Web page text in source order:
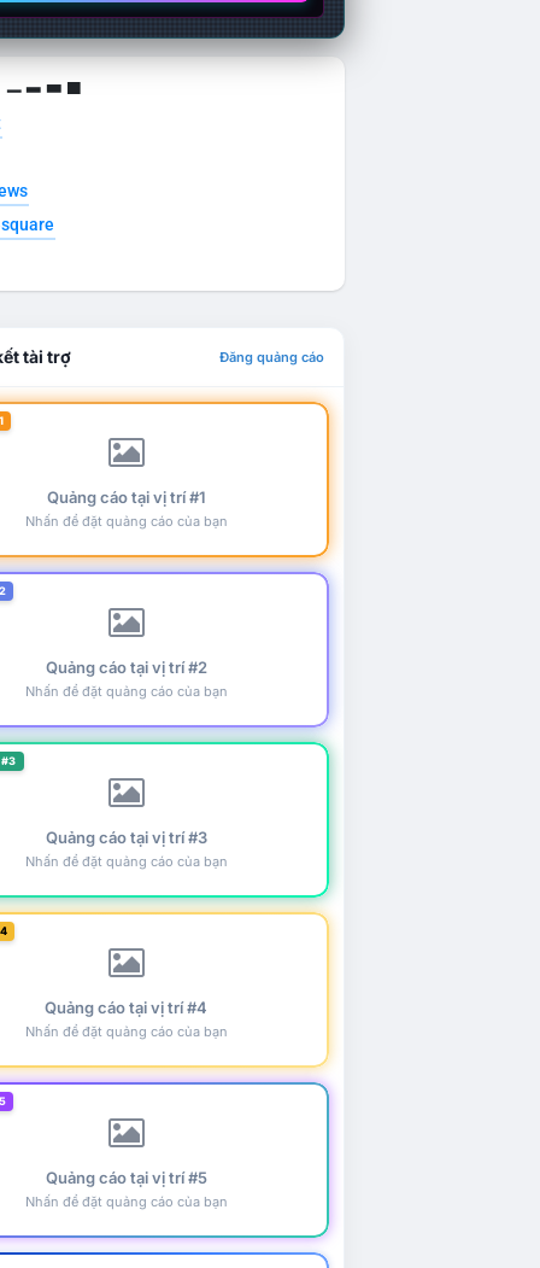
▁ ▂ ▃ ▄
tài trợ Đăng quảng cáo
Quảng cáo tại vị trí #1
Nhấn để đặt quảng cáo của bạn
Quảng cáo tại vị trí #2
Nhấn để đặt quảng cáo của bạn
Quảng cáo tại vị trí #3
Nhấn để đặt quảng cáo của bạn
Quảng cáo tại vị trí #4
Nhấn để đặt quảng cáo của bạn
Quảng cáo tại vị trí #5
Nhấn để đặt quảng cáo của bạn